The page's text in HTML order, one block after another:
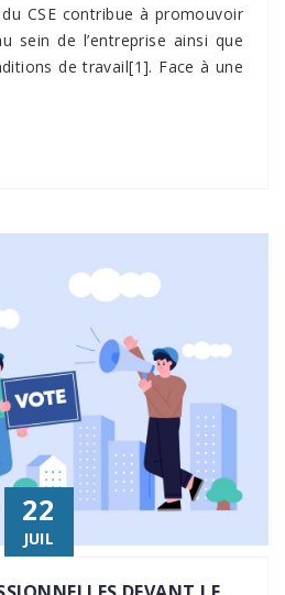
CSE contribue à promouvoir
sein de l’entreprise ainsi que
de travail[1]. Face à une
22
JUIL